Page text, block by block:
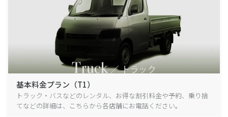
基本料金プラン（T1）
トラック・バスなどのレンタル、お得な割引料金や予約、乗り捨
てなどの詳細は、こちらから各店舗にお電話ください。